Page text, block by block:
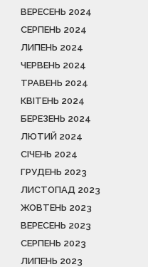
ВЕРЕСЕНЬ 2024
СЕРПЕНЬ 2024
ЛИПЕНЬ 2024
ЧЕРВЕНЬ 2024
ТРАВЕНЬ 2024
КВІТЕНЬ 2024
БЕРЕЗЕНЬ 2024
ЛЮТИЙ 2024
СІЧЕНЬ 2024
ГРУДЕНЬ 2023
ЛИСТОПАД 2023
ЖОВТЕНЬ 2023
ВЕРЕСЕНЬ 2023
СЕРПЕНЬ 2023
ЛИПЕНЬ 2023